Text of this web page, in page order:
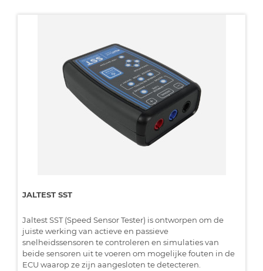
JALTEST SST
Jaltest SST (Speed Sensor Tester) is ontworpen om de
juiste werking van actieve en passieve
snelheidssensoren te controleren en simulaties van
beide sensoren uit te voeren om mogelijke fouten in de
ECU waarop ze zijn aangesloten te detecteren.